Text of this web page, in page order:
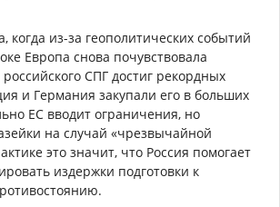
когда из-за геополитических событий
Европа снова почувствовала
СПГ достиг рекордных
и Германия закупали его в больших
ЕС вводит ограничения, но
на случай «чрезвычайной
это значит, что Россия помогает
издержки подготовки к